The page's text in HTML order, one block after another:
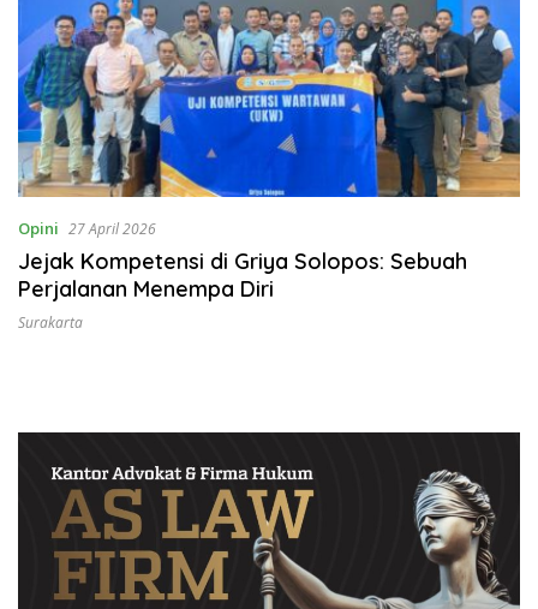
Opini 27 April 2026
Jejak Kompetensi di Griya Solopos: Sebuah
Perjalanan Menempa Diri
Surakarta